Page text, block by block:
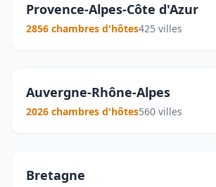
Provence-Alpes-Côte d'Azur
2856 chambres d'hôtes425 villes
Auvergne-Rhône-Alpes
2026 chambres d'hôtes560 villes
Bretagne